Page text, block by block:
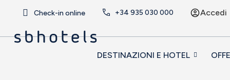
Check-in online +34 935 030 000 Accedi
DESTINAZIONI E HOTEL